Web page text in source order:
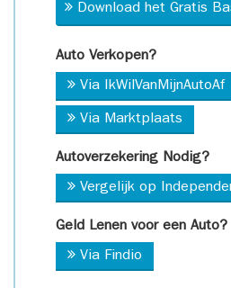
Download het Gratis
Auto Verkopen?
Via IkWilVanMijnAutoAf
Via Marktplaats
Autoverzekering Nodig?
Vergelijk op
Geld Lenen voor een Auto?
Via Findio